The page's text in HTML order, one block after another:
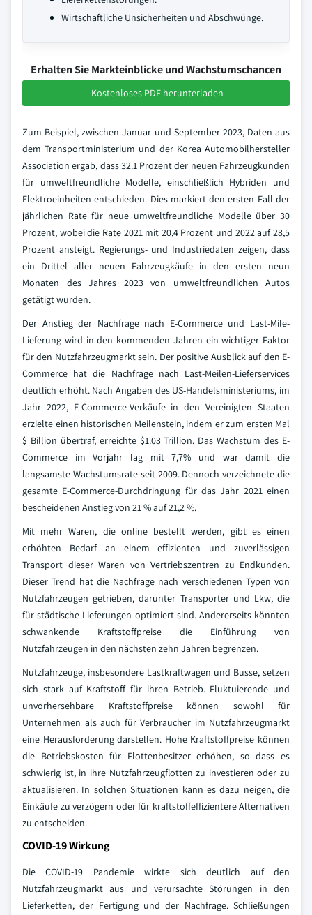
Wirtschaftliche Unsicherheiten und Abschwünge.
Erhalten Sie Markteinblicke und Wachstumschancen
Kostenloses PDF herunterladen
Zum Beispiel, zwischen Januar und September 2023, Daten aus
dem Transportministerium und der Korea Automobilhersteller
Association ergab, dass 32.1 Prozent der neuen Fahrzeugkunden
für umweltfreundliche Modelle, einschließlich Hybriden und
Elektroeinheiten entschieden. Dies markiert den ersten Fall der
jährlichen Rate für neue umweltfreundliche Modelle über 30
Prozent, wobei die Rate 2021 mit 20,4 Prozent und 2022 auf 28,5
Prozent ansteigt. Regierungs- und Industriedaten zeigen, dass
ein Drittel aller neuen Fahrzeugkäufe in den ersten neun
Monaten des Jahres 2023 von umweltfreundlichen Autos
getätigt wurden.
Der Anstieg der Nachfrage nach E-Commerce und Last-Mile-
Lieferung wird in den kommenden Jahren ein wichtiger Faktor
für den Nutzfahrzeugmarkt sein. Der positive Ausblick auf den E-
Commerce hat die Nachfrage nach Last-Meilen-Lieferservices
deutlich erhöht. Nach Angaben des US-Handelsministeriums, im
Jahr 2022, E-Commerce-Verkäufe in den Vereinigten Staaten
erzielte einen historischen Meilenstein, indem er zum ersten Mal
$ Billion übertraf, erreichte $1.03 Trillion. Das Wachstum des E-
Commerce im Vorjahr lag mit 7,7% und war damit die
langsamste Wachstumsrate seit 2009. Dennoch verzeichnete die
gesamte E-Commerce-Durchdringung für das Jahr 2021 einen
bescheidenen Anstieg von 21 % auf 21,2 %.
Mit mehr Waren, die online bestellt werden, gibt es einen
erhöhten Bedarf an einem effizienten und zuverlässigen
Transport dieser Waren von Vertriebszentren zu Endkunden.
Dieser Trend hat die Nachfrage nach verschiedenen Typen von
Nutzfahrzeugen getrieben, darunter Transporter und Lkw, die
für städtische Lieferungen optimiert sind. Andererseits könnten
schwankende Kraftstoffpreise die Einführung von
Nutzfahrzeugen in den nächsten zehn Jahren begrenzen.
Nutzfahrzeuge, insbesondere Lastkraftwagen und Busse, setzen
sich stark auf Kraftstoff für ihren Betrieb. Fluktuierende und
unvorhersehbare Kraftstoffpreise können sowohl für
Unternehmen als auch für Verbraucher im Nutzfahrzeugmarkt
eine Herausforderung darstellen. Hohe Kraftstoffpreise können
die Betriebskosten für Flottenbesitzer erhöhen, so dass es
schwierig ist, in ihre Nutzfahrzeugflotten zu investieren oder zu
aktualisieren. In solchen Situationen kann es dazu neigen, die
Einkäufe zu verzögern oder für kraftstoffeffizientere Alternativen
zu entscheiden.
COVID-19 Wirkung
Die COVID-19 Pandemie wirkte sich deutlich auf den
Nutzfahrzeugmarkt aus und verursachte Störungen in den
Lieferketten, der Fertigung und der Nachfrage. Schließungen